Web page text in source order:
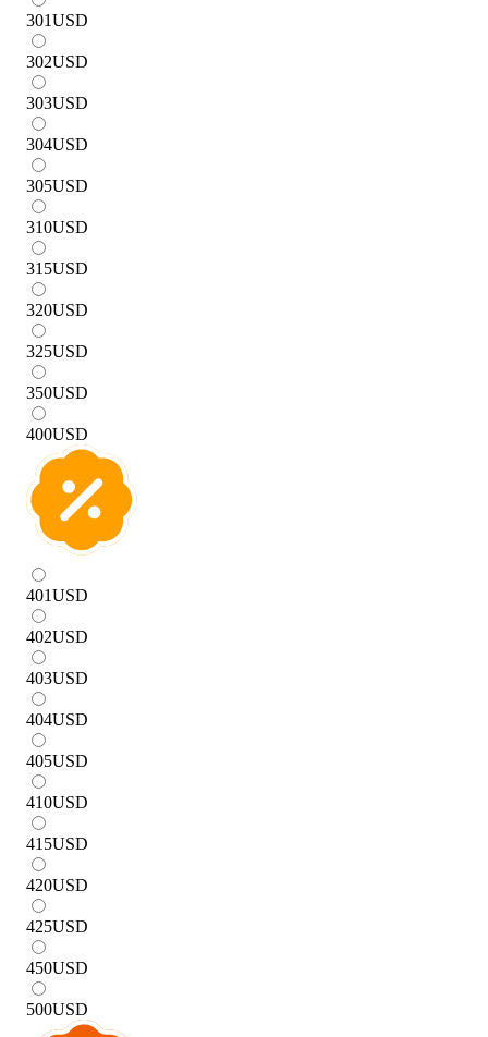
301USD
302USD
303USD
304USD
305USD
310USD
315USD
320USD
325USD
350USD
400USD
401USD
402USD
403USD
404USD
405USD
410USD
415USD
420USD
425USD
450USD
500USD